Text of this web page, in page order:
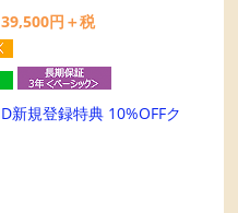
円＋税
新規登録特典 10%OFFク